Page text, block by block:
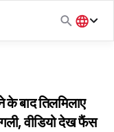
हिंदी
बाद तिलमिलाए
वीडियो देख फैंस